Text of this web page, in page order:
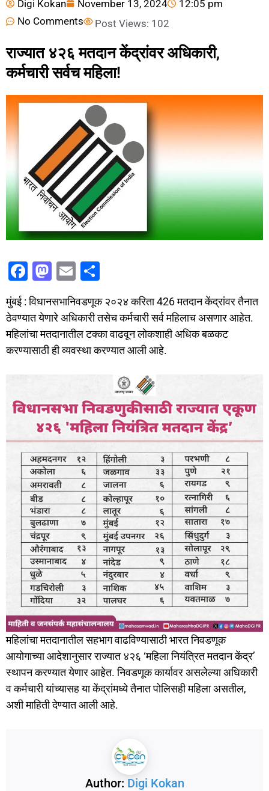
Digi Kokan November 13, 2024
12:05 pm
No Comments
Post Views: 102
राज्यात ४२६ मतदान केंद्रांवर अधिकारी,
कर्मचारी सर्वच महिला!
F
a
c
e
b
k
M
st
o
d
E
ai
l
ar
e
मुंबई : विधानसभानिवडणूक २०२४ करिता 426 मतदान केंद्रांवर तैनात
ठेवण्यात येणारे अधिकारी तसेच कर्मचारी सर्व महिलाच असणार आहेत.
महिलांचा मतदानातील टक्का वाढवून लोकशाही अधिक बळकट
करण्यासाठी ही व्यवस्था करण्यात आली आहे.
महिलांचा मतदानातील सहभाग वाढविण्यासाठी भारत निवडणूक
आयोगाच्या आदेशानुसार राज्यात ४२६ ‘महिला नियंत्रित मतदान केंद्र’
स्थापन करण्यात येणार आहेत. निवडणूक कार्यावर असलेल्या अधिकारी
व कर्मचारी यांच्यासह या केंद्रांमध्ये तैनात पोलिसही महिला असतील,
अशी माहिती देण्यात आली आहे.
Author: Digi Kokan